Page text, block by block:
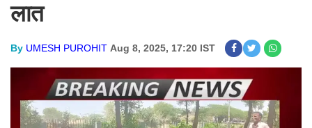
लात
By UMESH PUROHIT Aug 8, 2025, 17:20 IST